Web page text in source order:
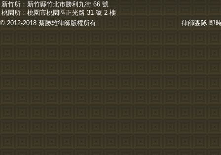
新竹所： 新竹縣竹北市勝利九街 66 號
桃園所： 桃園市桃園區正光路 31 號 2 樓
© 2012-2018 蔡勝雄律師版權所有 律師團隊 即